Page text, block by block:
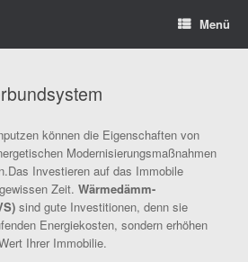
Menü
können die Eigenschaften von
Modernisierungsmaßnahmen
Investieren auf das Immobile
Zeit. Wärmedämm-
sind gute Investitionen, denn sie
Energiekosten, sondern erhöhen
Ihrer Immobilie.